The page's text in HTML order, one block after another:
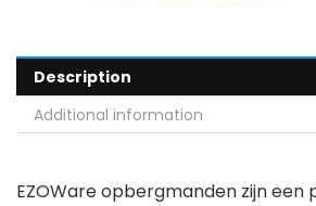
Description
Additional information
EZOWare opbergmanden zijn